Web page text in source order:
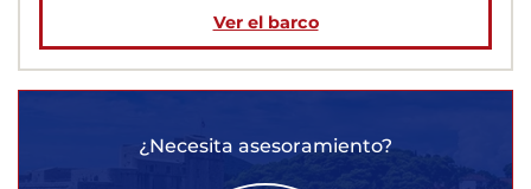
Ver el barco
¿Necesita asesoramiento?